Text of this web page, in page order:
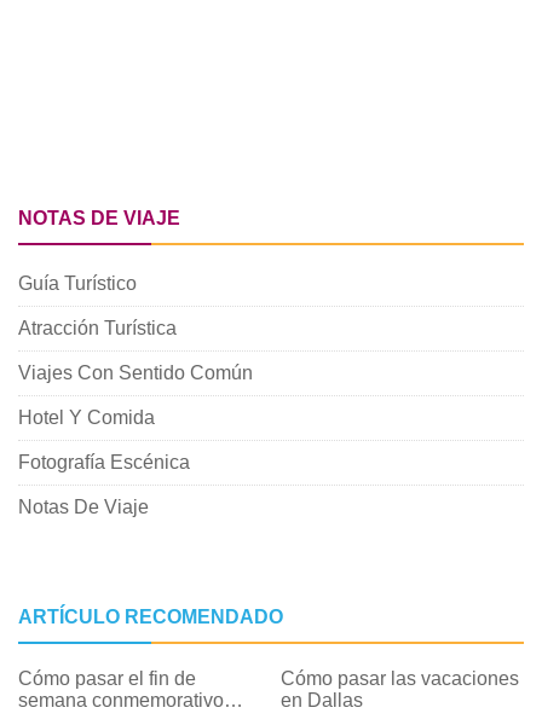
NOTAS DE VIAJE
Guía Turístico
Atracción Turística
Viajes Con Sentido Común
Hotel Y Comida
Fotografía Escénica
Notas De Viaje
ARTÍCULO RECOMENDADO
Cómo pasar el fin de
semana conmemorativo
Cómo pasar las vacaciones
en Dallas